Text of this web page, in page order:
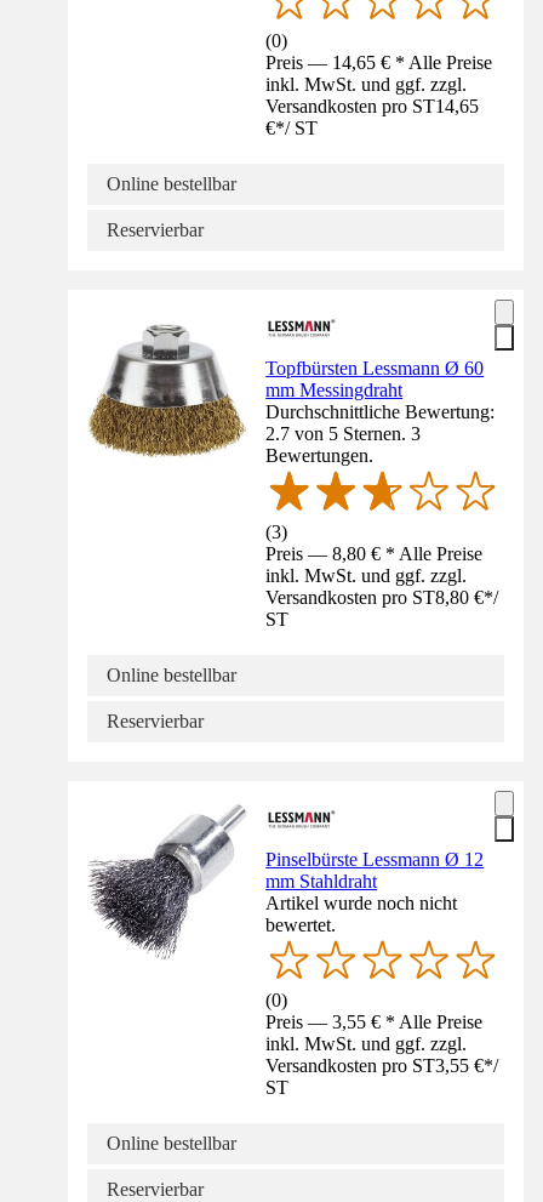
(0)
Preis — 14,65 € * Alle Preise
inkl. MwSt. und ggf. zzgl.
Versandkosten pro ST14,65
€*/ ST
Online bestellbar
Reservierbar
Topfbürsten Lessmann Ø 60
mm Messingdraht
Durchschnittliche Bewertung:
2.7 von 5 Sternen. 3
Bewertungen.
(3)
Preis — 8,80 € * Alle Preise
inkl. MwSt. und ggf. zzgl.
Versandkosten pro ST8,80 €*/
ST
Online bestellbar
Reservierbar
Pinselbürste Lessmann Ø 12
mm Stahldraht
Artikel wurde noch nicht
bewertet.
(0)
Preis — 3,55 € * Alle Preise
inkl. MwSt. und ggf. zzgl.
Versandkosten pro ST3,55 €*/
ST
Online bestellbar
Reservierbar